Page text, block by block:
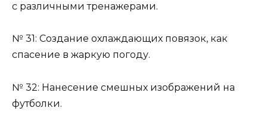
с различными тренажерами.
№ 31: Создание охлаждающих повязок, как
спасение в жаркую погоду.
№ 32: Нанесение смешных изображений на
футболки.